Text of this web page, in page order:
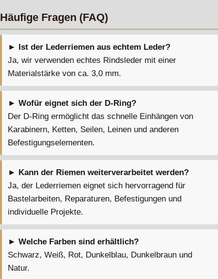
Häufige Fragen (FAQ)
► Ist der Lederriemen aus echtem Leder?
Ja, wir verwenden echtes Rindsleder mit einer
Materialstärke von ca. 3,0 mm.
► Wofür eignet sich der D-Ring?
Der D-Ring ermöglicht das schnelle Einhängen von
Karabinern, Ketten, Seilen, Leinen und anderen
Befestigungselementen.
► Kann der Riemen weiterverarbeitet werden?
Ja, der Lederriemen eignet sich hervorragend für
Bastelarbeiten, Reparaturen, Befestigungen und
individuelle Projekte.
► Welche Farben sind erhältlich?
Schwarz, Weiß, Rot, Dunkelblau, Dunkelbraun und
Natur.